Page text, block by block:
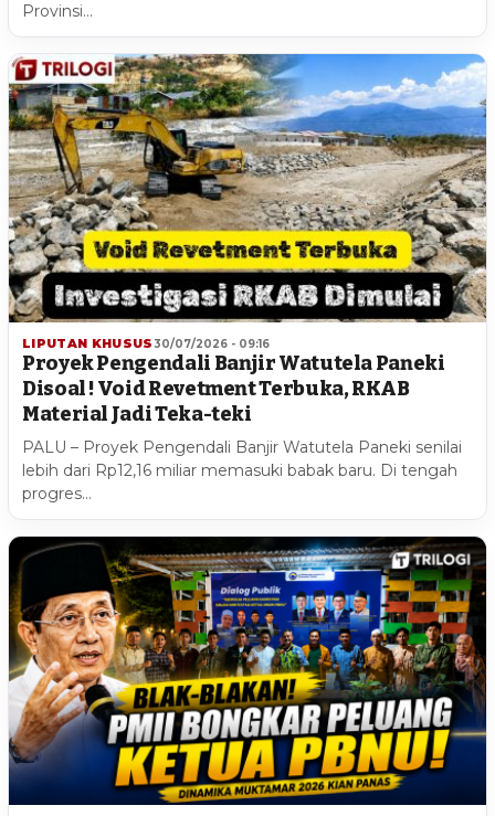
Provinsi…
LIPUTAN KHUSUS 30/07/2026 - 09:16
Proyek Pengendali Banjir Watutela Paneki
Disoal ! Void Revetment Terbuka, RKAB
Material Jadi Teka-teki
PALU – Proyek Pengendali Banjir Watutela Paneki senilai
lebih dari Rp12,16 miliar memasuki babak baru. Di tengah
progres…